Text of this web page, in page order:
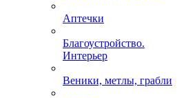
Аптечки
Благоустройство.
Интерьер
Веники, метлы, грабли